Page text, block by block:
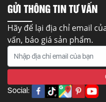
GỬI THÔNG TIN TƯ VẤN
Hãy để lại địa chỉ email
vấn, báo giá sản phẩm.
Social: